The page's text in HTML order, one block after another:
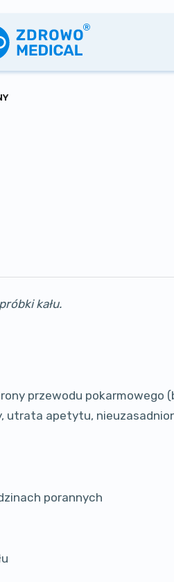
kału.
przewodu pokarmowego
utrata apetytu,
porannych